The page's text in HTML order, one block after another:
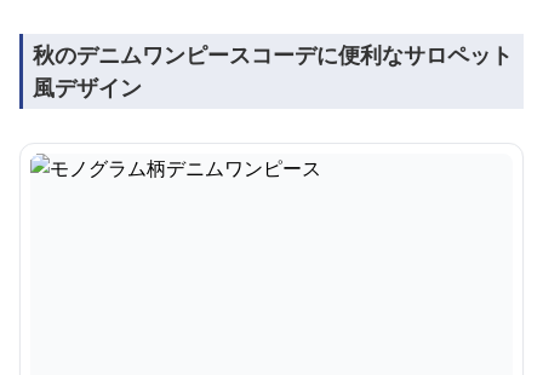
秋のデニムワンピースコーデに便利なサロペット
風デザイン